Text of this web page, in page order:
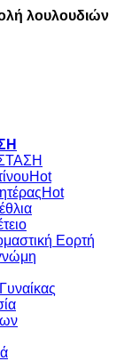
λουλουδιών
Εορτή